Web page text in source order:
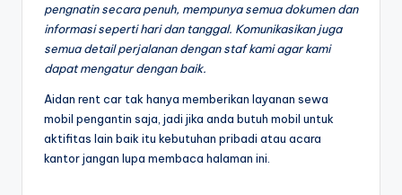
pengnatin secara penuh, mempunya semua dokumen dan
informasi seperti hari dan tanggal. Komunikasikan juga
semua detail perjalanan dengan staf kami agar kami
dapat mengatur dengan baik.
Aidan rent car tak hanya memberikan layanan sewa
mobil pengantin saja, jadi jika anda butuh mobil untuk
aktifitas lain baik itu kebutuhan pribadi atau acara
kantor jangan lupa membaca halaman ini.